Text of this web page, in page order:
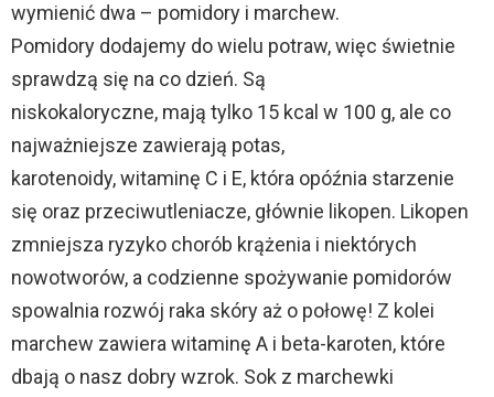
wymienić dwa – pomidory i marchew.
Pomidory dodajemy do wielu potraw, więc świetnie
sprawdzą się na co dzień. Są
niskokaloryczne, mają tylko 15 kcal w 100 g, ale co
najważniejsze zawierają potas,
karotenoidy, witaminę C i E, która opóźnia starzenie
się oraz przeciwutleniacze, głównie likopen. Likopen
zmniejsza ryzyko chorób krążenia i niektórych
nowotworów, a codzienne spożywanie pomidorów
spowalnia rozwój raka skóry aż o połowę! Z kolei
marchew zawiera witaminę A i beta-karoten, które
dbają o nasz dobry wzrok. Sok z marchewki